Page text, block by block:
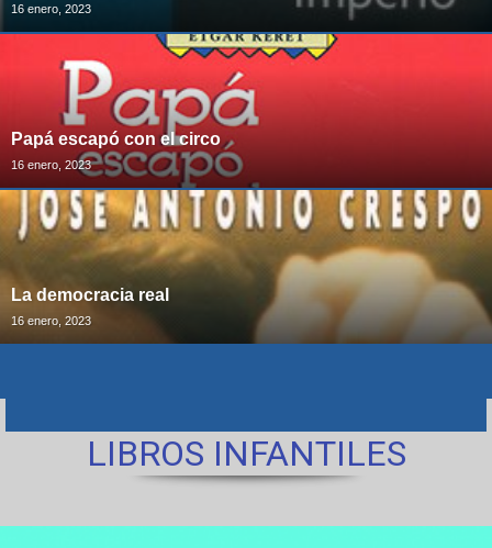
16 enero, 2023
Papá escapó con el circo
16 enero, 2023
La democracia real
16 enero, 2023
LIBROS INFANTILES